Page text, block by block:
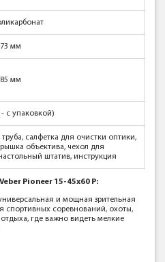
мм
мм
- с упаковкой)
труба, салфетка для очистки оптики,
объектива, чехол для
штатив, инструкция
Pioneer 15-45x60 Р:
и мощная зрительная
спортивных соревнований, охоты,
где важно видеть мелкие